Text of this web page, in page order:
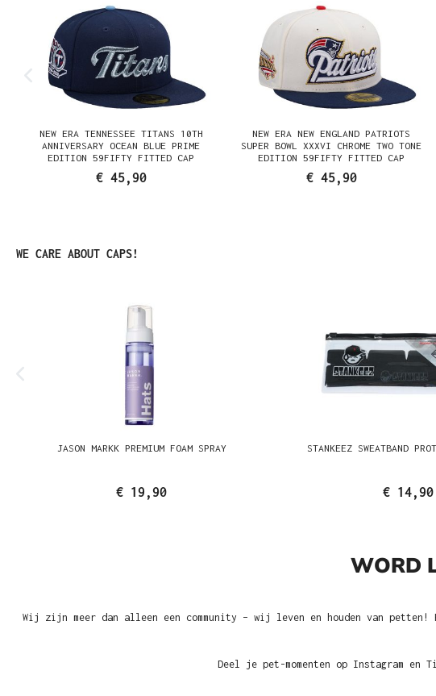
NEW ERA TENNESSEE TITANS 10TH
ANNIVERSARY OCEAN BLUE PRIME
EDITION 59FIFTY FITTED CAP
€ 45,90
NEW ERA NEW ENGLAND PATRIOTS
SUPER BOWL XXXVI CHROME TWO TONE
EDITION 59FIFTY FITTED CAP
€ 45,90
Productgalerij overslaan
WE CARE ABOUT CAPS!
JASON MARKK PREMIUM FOAM SPRAY
€ 19,90
STANKEEZ SWEATBAND
€ 14,90
WORD
Wij zijn meer dan alleen een community – wij leven en houden van petten!
Deel je pet-momenten op Instagram